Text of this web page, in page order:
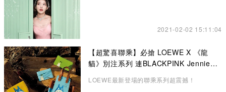
2021-02-02 15:11:04
【超驚喜聯乘】必搶 LOEWE X 《龍
貓》別注系列 連BLACKPINK Jennie也
LOEWE最新登場的聯乘系列超震撼！